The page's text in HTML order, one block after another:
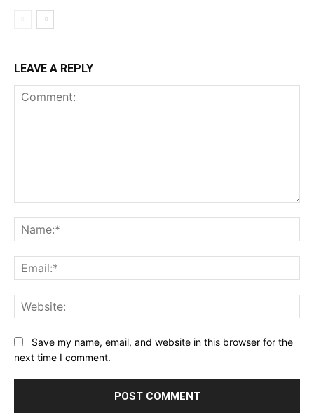
LEAVE A REPLY
Save my name, email, and website in this browser for the
next time I comment.